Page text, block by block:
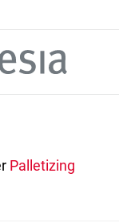
Palletizing